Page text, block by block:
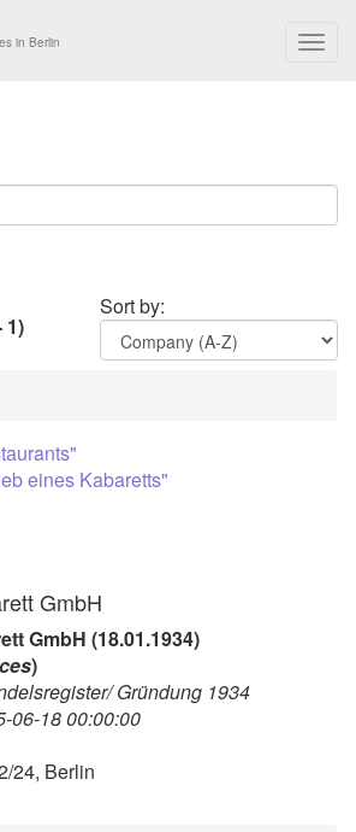
in Berlin
Sort by:
1)
eines Kabaretts"
GmbH
GmbH (18.01.1934)
)
Gründung 1934
06-18 00:00:00
24, Berlin